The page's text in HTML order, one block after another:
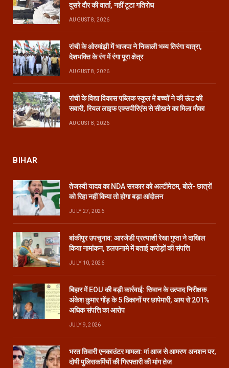
दूसरे दौर की वार्ता, नहीं टूटा गतिरोध
AUGUST 8, 2026
रांची के ओरमांझी में भाजपा ने निकाली भव्य तिरंगा यात्रा,
देशभक्ति के रंग में रंगा पूरा क्षेत्र
AUGUST 8, 2026
रांची के विद्या विकास पब्लिक स्कूल में बच्चों ने की ऊंट की
सवारी, रियल लाइफ एक्सपीरिएंस से सीखने का मिला मौका
AUGUST 8, 2026
BIHAR
तेजस्वी यादव का NDA सरकार को अल्टीमेटम, बोले- छात्रों
को रिहा नहीं किया तो होगा बड़ा आंदोलन
JULY 27, 2026
बांकीपुर उपचुनाव: आरजेडी प्रत्याशी रेखा गुप्ता ने दाखिल
किया नामांकन, हलफनामे में बताई करोड़ों की संपत्ति
JULY 10, 2026
बिहार में EOU की बड़ी कार्रवाई: सिवान के उत्पाद निरीक्षक
अंकेश कुमार गोंड़ के 5 ठिकानों पर छापेमारी, आय से 201%
अधिक संपत्ति का आरोप
JULY 9, 2026
भरत तिवारी एनकाउंटर मामला: मां आज से आमरण अनशन पर,
दोषी पुलिसकर्मियों की गिरफ्तारी की मांग तेज